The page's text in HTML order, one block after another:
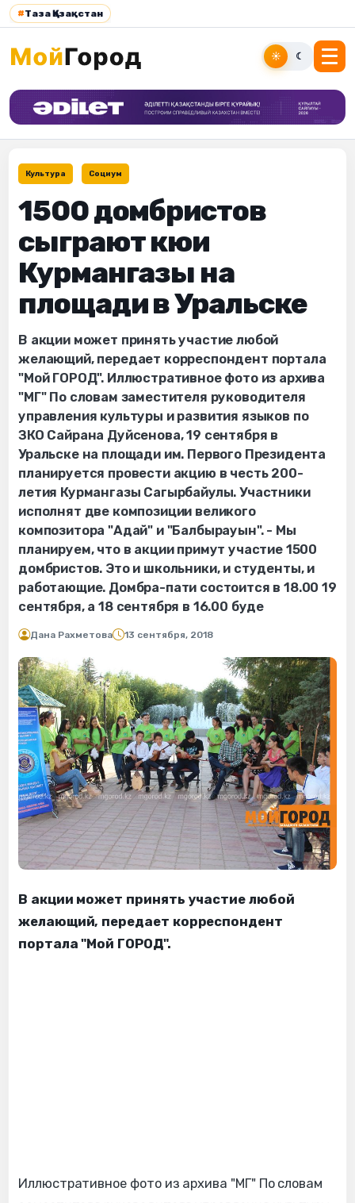
#Таза Қазақстан
☀ ☾
Культура Социум
1500 домбристов
сыграют кюи
Курмангазы на
площади в Уральске
В акции может принять участие любой
желающий, передает корреспондент портала
"Мой ГОРОД". Иллюстративное фото из архива
"МГ" По словам заместителя руководителя
управления культуры и развития языков по
ЗКО Сайрана Дуйсенова, 19 сентября в
Уральске на площади им. Первого Президента
планируется провести акцию в честь 200-
летия Курмангазы Сагырбайулы. Участники
исполнят две композиции великого
композитора "Адай" и "Балбырауын". - Мы
планируем, что в акции примут участие 1500
домбристов. Это и школьники, и студенты, и
работающие. Домбра-пати состоится в 18.00 19
сентября, а 18 сентября в 16.00 буде
Дана Рахметова 13 сентября, 2018
В акции может принять участие любой
желающий, передает корреспондент
портала "Мой ГОРОД".
Иллюстративное фото из архива "МГ" По словам